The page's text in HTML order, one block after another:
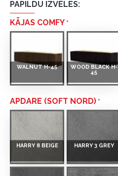
PAPILDU IZVĒLES:
KĀJAS COMFY
WALNUT H-45
WOOD BLACK H-
45
APDARE (SOFT NORD)
HARRY 8 BEIGE HARRY 3 GREY